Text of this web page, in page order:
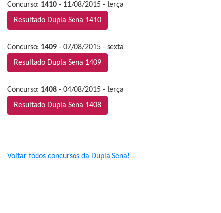
Concurso: 1410 - 11/08/2015 - terça
Resultado Dupla Sena 1410
Concurso: 1409 - 07/08/2015 - sexta
Resultado Dupla Sena 1409
Concurso: 1408 - 04/08/2015 - terça
Resultado Dupla Sena 1408
Voltar todos concursos da Dupla Sena!